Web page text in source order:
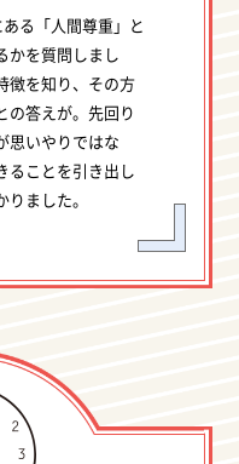
る「人間尊重」と
かを質問しまし
徴を知り、その方
の答えが。先回り
思いやりではな
ることを引き出し
りました。